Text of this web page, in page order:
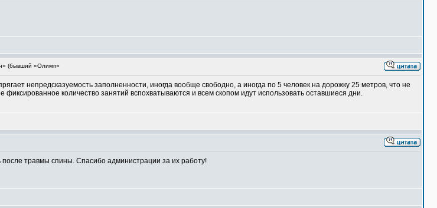
(бывший «Олимп»
непредсказуемость заполненности, иногда вообще свободно, а иногда по 5 человек на дорожку 25 метров, что не
количество занятий вспохватываются и всем скопом идут использовать оставшиеся дни.
травмы спины. Спасибо администрации за их работу!